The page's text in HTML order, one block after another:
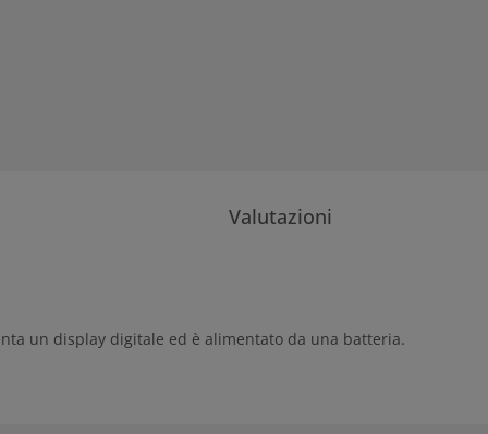
Valutazioni
un display digitale ed è alimentato da una batteria.